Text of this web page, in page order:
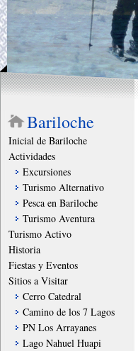
Bariloche
Inicial de Bariloche
Actividades
Excursiones
Turismo Alternativo
Pesca en Bariloche
Turismo Aventura
Turismo Activo
Historia
Fiestas y Eventos
Sitios a Visitar
Cerro Catedral
Camino de los 7 Lagos
PN Los Arrayanes
Lago Nahuel Huapi